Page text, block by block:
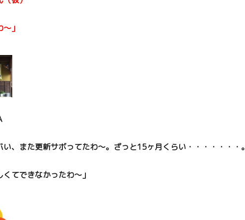
」
い、また更新サボってたわ～。ざっと15ヶ月くらい・・・・・・・。
てできなかったわ～」